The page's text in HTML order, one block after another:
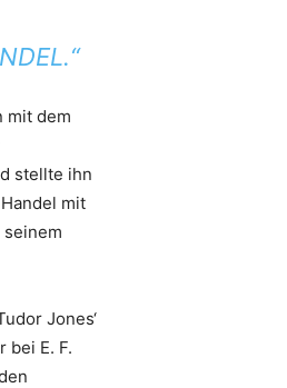
mit dem
stellte ihn
mit
seinem
Jones‘
bei E. F.